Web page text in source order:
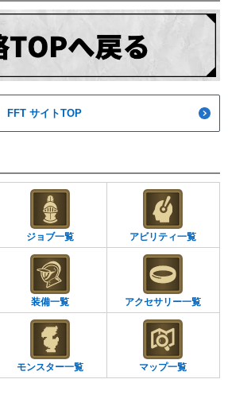
FFT サイトTOP
ジョブ一覧 アビリティ一覧
装備一覧 アクセサリー一覧
モンスター一覧 マップ一覧